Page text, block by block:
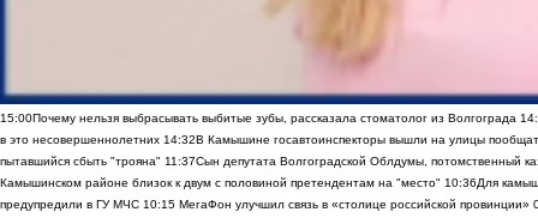
15:00Почему нельзя выбрасывать выбитые зубы, рассказала стоматолог из Волгограда
в это несовершеннолетних 14:32В Камышине госавтоинспекторы вышли на улицы
пытавшийся сбыть "трояна" 11:37Сын депутата Волгоградской Облдумы, потомственный
Камышинском районе близок к двум с половиной претендентам на "место" 10:36Для
предупредили в ГУ МЧС 10:15 МегаФон улучшил связь в «столице российской провинции»